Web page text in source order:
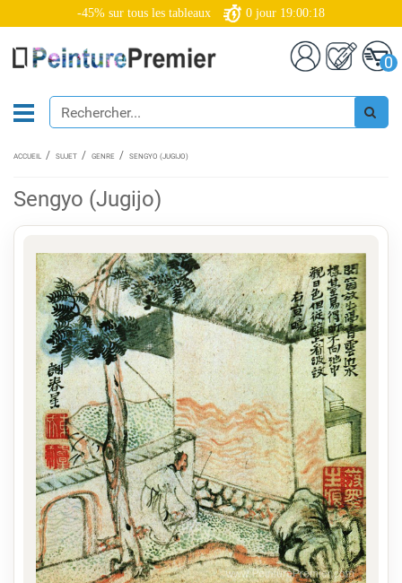
-45% sur tous les tableaux 0 jour 19:00:17
0
ACCUEIL SUJET GENRE SENGYO (JUGIJO)
Sengyo (Jugijo)